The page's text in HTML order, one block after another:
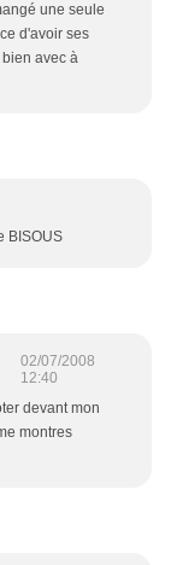
une seule
d'avoir ses
avec à
BISOUS
02/07/2008
12:40
devant mon
montres